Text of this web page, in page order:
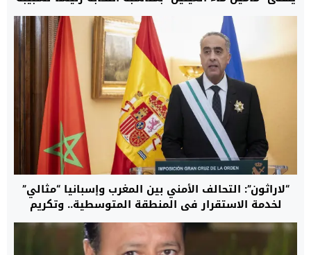
حزب الغزالة
“لاراثون”: التحالف الأمني بين المغرب وإسبانيا “مثالي”
لخدمة الاستقرار في المنطقة المتوسطية.. وتكريم
حموشي تأكيد للثقة المتبادلة